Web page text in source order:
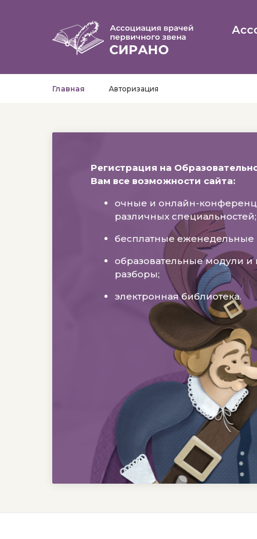
Главная Авторизация
Регистрация на
Вам все возможности сайта:
очные и онлайн-
различных специальностей;
бесплатные еженедельные
образовательные модули и
разборы;
электронная библиотека.